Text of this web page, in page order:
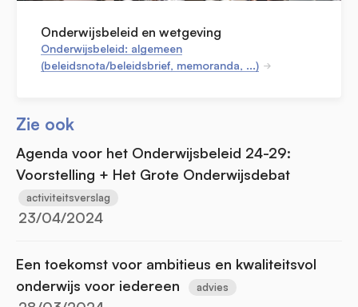
Onderwijsbeleid en wetgeving
Onderwijsbeleid: algemeen
(beleidsnota/beleidsbrief, memoranda, ...)
Zie ook
Agenda voor het Onderwijsbeleid 24-29:
Voorstelling + Het Grote Onderwijsdebat
activiteitsverslag
23/04/2024
Een toekomst voor ambitieus en kwaliteitsvol
onderwijs voor iedereen
advies